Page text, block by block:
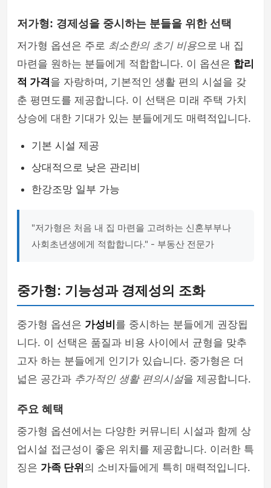
저가형: 경제성을 중시하는 분들을 위한 선택
저가형 옵션은 주로 최소한의 초기 비용으로 내 집
마련을 원하는 분들에게 적합합니다. 이 옵션은 합리
적 가격을 자랑하며, 기본적인 생활 편의 시설을 갖
춘 평면도를 제공합니다. 이 선택은 미래 주택 가치
상승에 대한 기대가 있는 분들에게도 매력적입니다.
기본 시설 제공
상대적으로 낮은 관리비
한강조망 일부 가능
"저가형은 처음 내 집 마련을 고려하는 신혼부부나
사회초년생에게 적합합니다." - 부동산 전문가
중가형: 기능성과 경제성의 조화
중가형 옵션은 가성비 를 중시하는 분들에게 권장됩
니다. 이 선택은 품질과 비용 사이에서 균형을 맞추
고자 하는 분들에게 인기가 있습니다. 중가형은 더
넓은 공간과 추가적인 생활 편의시설을 제공합니다.
주요 혜택
중가형 옵션에서는 다양한 커뮤니티 시설과 함께 상
업시설 접근성이 좋은 위치를 제공합니다. 이러한 특
징은 가족 단위 의 소비자들에게 특히 매력적입니다.